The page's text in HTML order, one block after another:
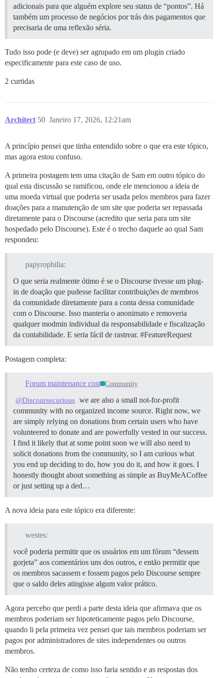
adicionais para que alguém explore seu status de “pontos”. Há
também um processo de negócios por trás dos pagamentos que
precisaria de uma reflexão séria.
Tudo isso pode (e deve) ser agrupado em um plugin criado
especificamente para este caso de uso.
2 curtidas
Architect Janeiro 17, 2026, 12:21am
50
A princípio pensei que tinha entendido sobre o que era este tópico,
mas agora estou confuso.
A primeira postagem tem uma citação de Sam em outro tópico do
qual esta discussão se ramificou, onde ele mencionou a ideia de
uma moeda virtual que poderia ser usada pelos membros para fazer
doações para a manutenção de um site que poderia ser repassada
diretamente para o Discourse (acredito que seria para um site
hospedado pelo Discourse). Este é o trecho daquele ao qual Sam
respondeu:
papyrophilia:
O que seria realmente ótimo é se o Discourse tivesse um plug-
in de doação que pudesse facilitar contribuições de membros
da comunidade diretamente para a conta dessa comunidade
com o Discourse. Isso manteria o anonimato e removeria
qualquer modmin individual da responsabilidade e fiscalização
da contabilidade. E seria fácil de rastrear. #FeatureRequest
Postagem completa:
Forum maintenance cost Community
@Discoursecurious we are also a small not-for-profit
community with no organized income source. Right now, we
are simply relying on donations from certain users who have
volunteered to donate and are powerfully vested in our success.
I find it likely that at some point soon we will also need to
solicit donations from the community, so I am curious what
you end up deciding to do, how you do it, and how it goes. I
honestly thought about something as simple as BuyMeACoffee
or just setting up a ded…
A nova ideia para este tópico era diferente:
westes:
você poderia permitir que os usuários em um fórum “dessem
gorjeta” aos comentários uns dos outros, e então permitir que
os membros sacassem e fossem pagos pelo Discourse sempre
que o saldo deles atingisse algum valor prático.
Agora percebo que perdi a parte desta ideia que afirmava que os
membros poderiam ser hipoteticamente pagos pelo Discourse,
quando li pela primeira vez pensei que tais membros poderiam ser
pagos por administradores de sites independentes ou outros
membros.
Não tenho certeza de como isso faria sentido e as respostas dos